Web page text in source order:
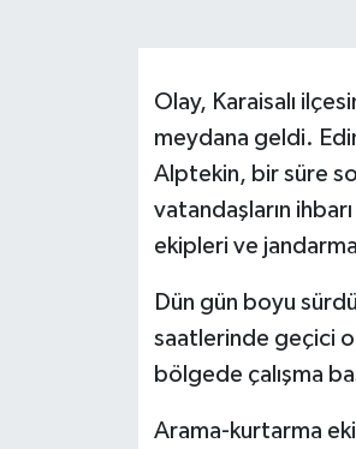
Olay, Karaisalı
meydana geldi.
Alptekin, bir süre
vatandaşların
ekipleri ve
Dün gün boyu
saatlerinde geçici
bölgede çalışma
Arama-kurtarma